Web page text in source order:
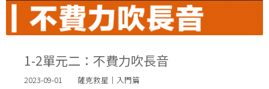
1-2單元二：不費力吹長音
2023-09-01 薩克救星｜入門篇